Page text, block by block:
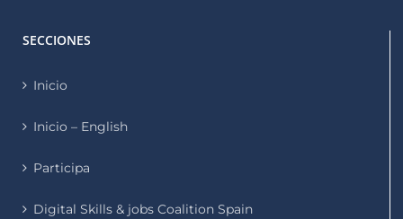
SECCIONES
Inicio
Inicio – English
Participa
Digital Skills & jobs Coalition Spain